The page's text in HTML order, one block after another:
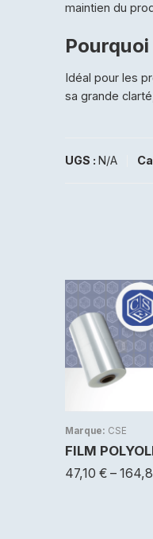
maintien du
Idéal pour les
sa grande
UGS : N/A
Marque: CSE
47,10 € –
200mm
250mm
300mm
350mm
450mm
500mm
600mm